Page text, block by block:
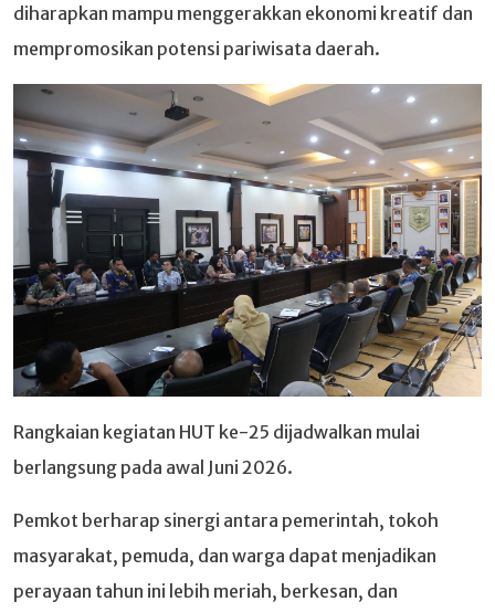
diharapkan mampu menggerakkan ekonomi kreatif dan
mempromosikan potensi pariwisata daerah.
Rangkaian kegiatan HUT ke-25 dijadwalkan mulai
berlangsung pada awal Juni 2026.
Pemkot berharap sinergi antara pemerintah, tokoh
masyarakat, pemuda, dan warga dapat menjadikan
perayaan tahun ini lebih meriah, berkesan, dan